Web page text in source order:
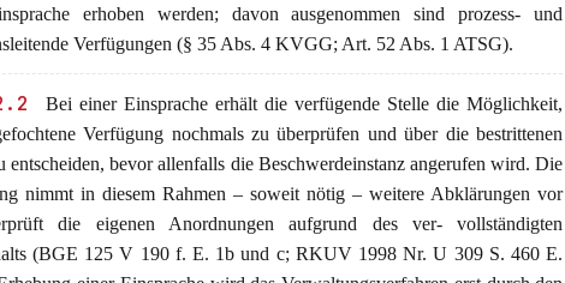
erhoben werden; davon ausgenommen sind prozess- und
Verfügungen (§ 35 Abs. 4 KVGG; Art. 52 Abs. 1 ATSG).
Bei einer Einsprache erhält die verfügende Stelle die Möglichkeit,
Verfügung nochmals zu überprüfen und über die bestrittenen
entscheiden, bevor allenfalls die Beschwerdeinstanz angerufen wird. Die
nimmt in diesem Rahmen – soweit nötig – weitere Abklärungen vor
die eigenen Anordnungen aufgrund des ver- vollständigten
(BGE 125 V 190 f. E. 1b und c; RKUV 1998 Nr. U 309 S. 460 E.